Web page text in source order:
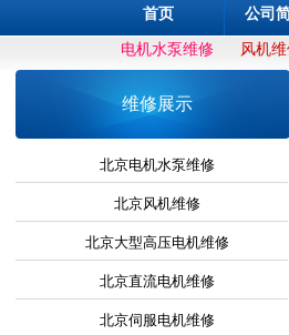
首页 公司
电机水泵维修 风机
维修展示
北京电机水泵维修
北京风机维修
北京大型高压电机维修
北京直流电机维修
北京伺服电机维修